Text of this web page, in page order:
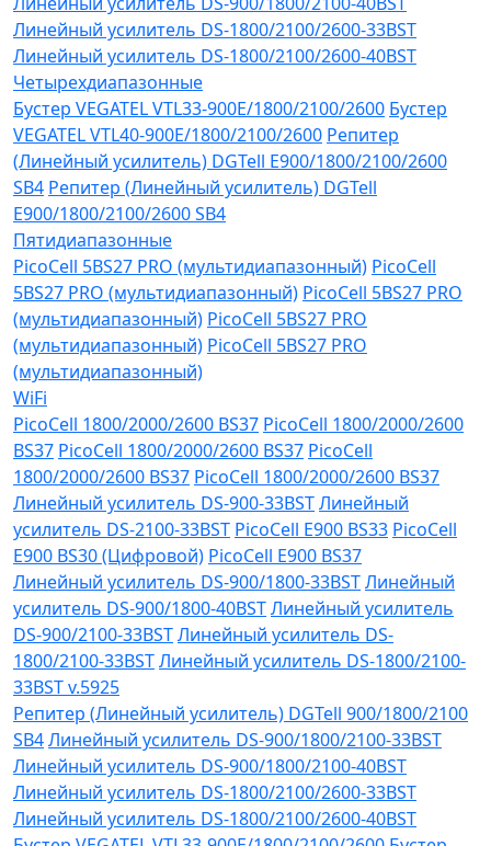
Линейный усилитель DS-1800/2100/2600-33BST
Линейный усилитель DS-1800/2100/2600-40BST
Четырехдиапазонные
Бустер VEGATEL VTL33-900E/1800/2100/2600 Бустер
VEGATEL VTL40-900E/1800/2100/2600 Репитер
(Линейный усилитель) DGTell Е900/1800/2100/2600
SB4 Репитер (Линейный усилитель) DGTell
Е900/1800/2100/2600 SB4
Пятидиапазонные
PicoCell 5BS27 PRO (мультидиапазонный) PicoCell
5BS27 PRO (мультидиапазонный) PicoCell 5BS27 PRO
(мультидиапазонный) PicoCell 5BS27 PRO
(мультидиапазонный) PicoCell 5BS27 PRO
(мультидиапазонный)
WiFi
PicoCell 1800/2000/2600 BS37 PicoCell 1800/2000/2600
BS37 PicoCell 1800/2000/2600 BS37 PicoCell
1800/2000/2600 BS37 PicoCell 1800/2000/2600 BS37
Линейный усилитель DS-900-33BSTЛинейный
усилитель DS-2100-33BST PicoCell E900 BS33 PicoCell
E900 BS30 (Цифровой) PicoCell E900 BS37
Линейный усилитель DS-900/1800-33BSTЛинейный
усилитель DS-900/1800-40BSTЛинейный усилитель
DS-900/2100-33BSTЛинейный усилитель DS-
1800/2100-33BSTЛинейный усилитель DS-1800/2100-
33BST v.5925
Репитер (Линейный усилитель) DGTell 900/1800/2100
SB4Линейный усилитель DS-900/1800/2100-33BST
Линейный усилитель DS-900/1800/2100-40BST
Линейный усилитель DS-1800/2100/2600-33BST
Линейный усилитель DS-1800/2100/2600-40BST